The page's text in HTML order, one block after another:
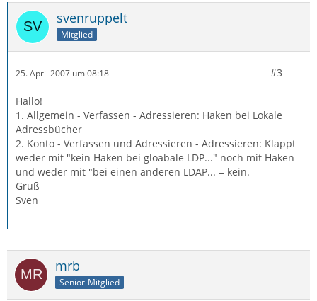
svenruppelt
Mitglied
25. April 2007 um 08:18 #3
Hallo!
1. Allgemein - Verfassen - Adressieren: Haken bei Lokale
Adressbücher
2. Konto - Verfassen und Adressieren - Adressieren: Klappt
weder mit "kein Haken bei gloabale LDP..." noch mit Haken
und weder mit "bei einen anderen LDAP... = kein.
Gruß
Sven
mrb
Senior-Mitglied